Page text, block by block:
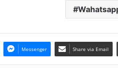
Messenger Share via Email